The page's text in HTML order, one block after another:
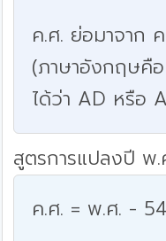
ค.ศ. ย่อมาจาก
(ภาษาอังกฤษคื
ได้ว่า AD หรือ
สูตรการแปลงปี พ.
ค.ศ. = พ.ศ. -